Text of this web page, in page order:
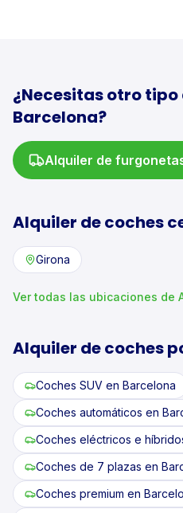
¿Necesitas otro tipo
Barcelona?
Alquiler de
Alquiler decoches
Girona
Ver todas las ubicaciones de
Alquiler de coches
Coches SUV en Barcelona
Coches automáticos en
Coches eléctricos e
Coches de 7 plazas en
Coches premium en